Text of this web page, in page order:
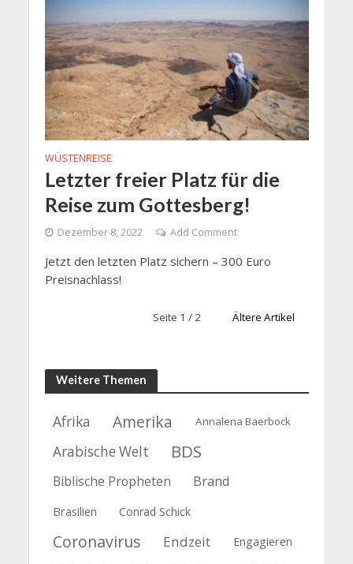
WÜSTENREISE
Letzter freier Platz für die
Reise zum Gottesberg!
Dezember 8, 2022 Add Comment
Jetzt den letzten Platz sichern – 300 Euro
Preisnachlass!
Seite 1 / 2 Ältere Artikel
Weitere Themen
Afrika Amerika Annalena Baerbock
Arabische Welt BDS
Biblische Propheten Brand
Brasilien Conrad Schick
Coronavirus Endzeit Engagieren